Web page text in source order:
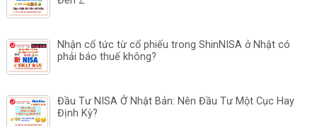
Nhận cổ tức từ cổ phiếu trong ShinNISA ở Nhật có
phải báo thuế không?
Đầu Tư NISA Ở Nhật Bản: Nên Đầu Tư Một Cục Hay
Định Kỳ?